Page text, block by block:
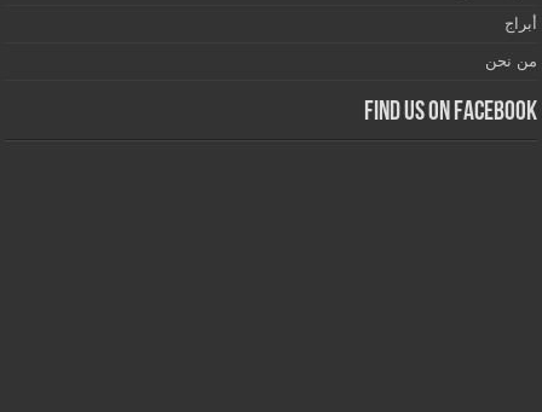
أبراج
من نحن
Find us on Facebook